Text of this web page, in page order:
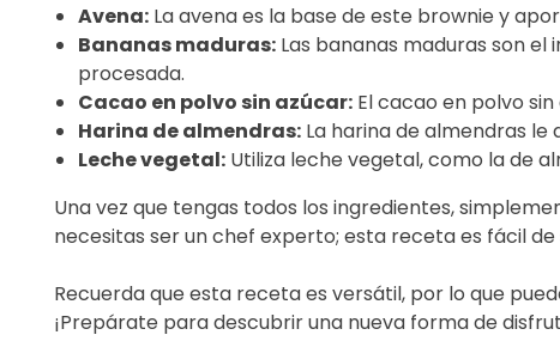
Avena: La avena es la base de este brownie y
Bananas maduras: Las bananas maduras son
procesada.
Cacao en polvo sin azúcar: El cacao en polvo
Harina de almendras: La harina de almendras le
Leche vegetal: Utiliza leche vegetal, como la de
Una vez que tengas todos los ingredientes,
necesitas ser un chef experto; esta receta es fácil
Recuerda que esta receta es versátil, por lo que
¡Prepárate para descubrir una nueva forma de